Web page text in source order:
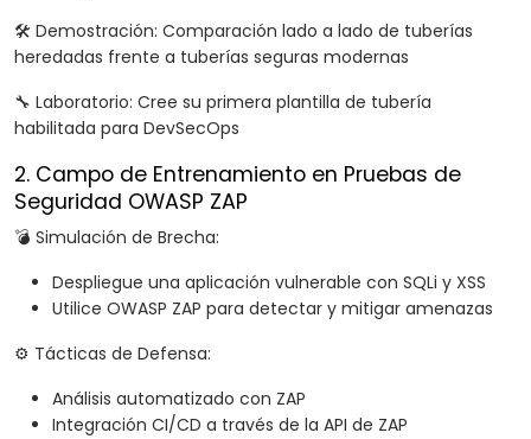
🛠️ Demostración: Comparación lado a lado de tuberías
heredadas frente a tuberías seguras modernas
🔧 Laboratorio: Cree su primera plantilla de tubería
habilitada para DevSecOps
2. Campo de Entrenamiento en Pruebas de
Seguridad OWASP ZAP
💣 Simulación de Brecha:
Despliegue una aplicación vulnerable con SQLi y XSS
Utilice OWASP ZAP para detectar y mitigar amenazas
⚙️ Tácticas de Defensa:
Análisis automatizado con ZAP
Integración CI/CD a través de la API de ZAP